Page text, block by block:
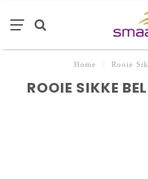
Home Rooie
ROOIE SIKKE